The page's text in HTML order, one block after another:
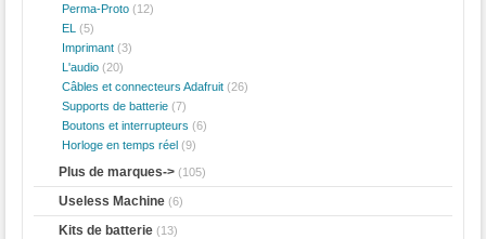
Perma-Proto (12)
EL
(5)
Imprimant (3)
L'audio (20)
Câbles et connecteurs Adafruit (26)
Supports de batterie (7)
Boutons et interrupteurs (6)
Horloge en temps réel (9)
Plus de marques-> (105)
Useless Machine (6)
Kits de batterie (13)